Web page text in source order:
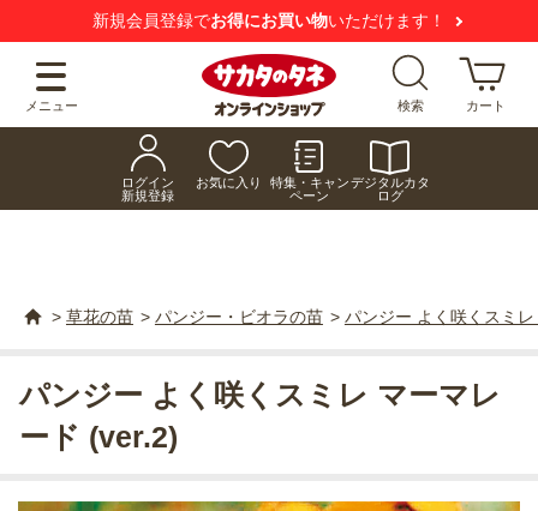
新規会員登録でお得にお買い物いただけます！
メニュー 検索 カート
ログイン
新規登録
お気に入り
特集・キャン
ペーン
デジタルカタ
ログ
> 草花の苗 > パンジー・ビオラの苗 > パンジー よく咲くスミ
パンジー よく咲くスミレ マーマレ
ード (ver.2)